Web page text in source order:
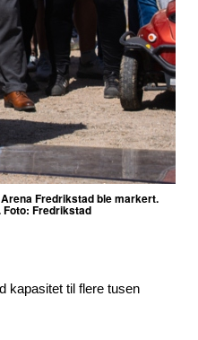
Fredrikstad ble markert.
Fredrikstad
kapasitet til flere tusen